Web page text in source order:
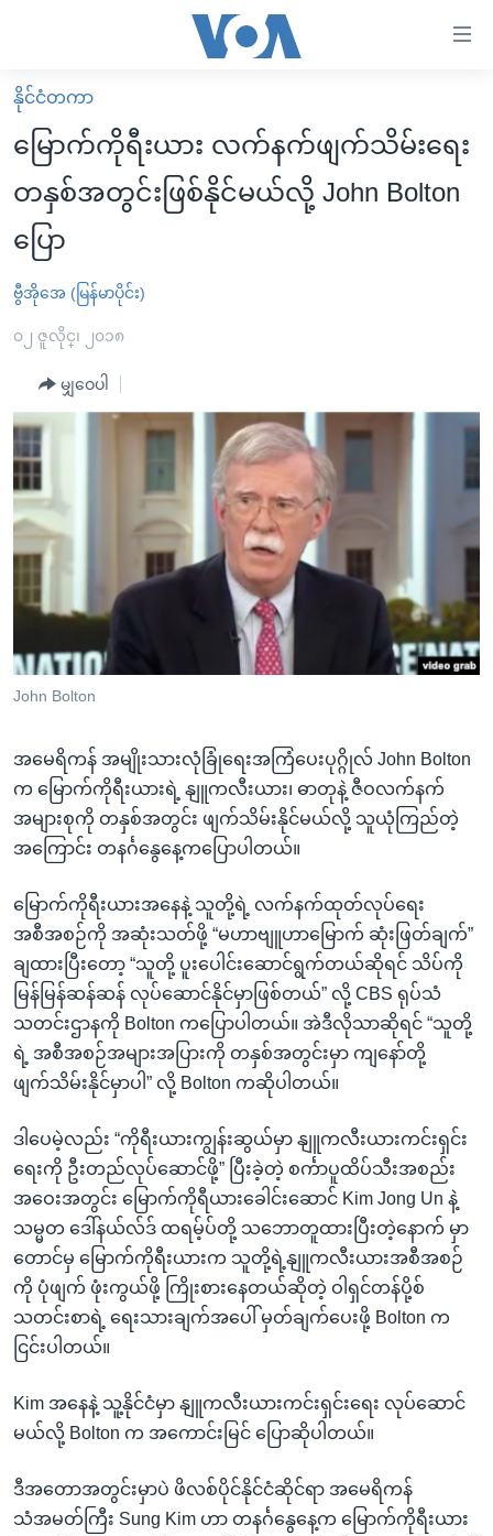
လွယ်ကူ
စေ
Link
များ
ပင်မ
ကျော်
ကြည့်
ရန်
ပင်မ
အ
ညွန်း
စာမျက်နှာ
သို့
ကျော်
ကြည့်
ရန်
ရှာဖွေ
နေရာ
သို့
ကျော်
ရန်
မူလစာမျက်နှာ
မြန်မာ
ကမ္ဘာ့သတင်းများ
နိုင်ငံတကာ
အစ္စရေး-ပါလက်စတိုင်း
ဗွီဒီယို
အင်္ဂလိပ်စာလေ့လာမယ်
အမေရိကန်သုံးအီဒီယံ
မကြေးမုံရဲ့ အင်္ဂလိပ်စာ
ရုပ်ရှင်ထဲက အင်္ဂလိပ်စာ
သုတပဒေသာ အင်္ဂလိပ်စာ
အပတ်စဉ်ကဏ္ဍများ
ရေဒီယို
တီဗွီ
ရေဒီယိုနှင့်ရုပ်သံ အချက်အလက်များ
ရေဒီယို/တီဗွီအစီအစဉ်
Learning English
ဗွီအိုအေ လူမှုကွန်ယက်များ
ဘာသာစကားများ
နိုင်ငံတကာ
မြောက်ကိုရီးယား လက်နက်ဖျက်သိမ်းရေး
တနှစ်အတွင်းဖြစ်နိုင်မယ်လို့ John Bolton
ပြော
ဗွီအိုအေ (မြန်မာပိုင်း)
၀၂ ဇူလိုင္၊ ၂၀၁၈
မျှဝေပါ
John Bolton
အမေရိကန် အမျိုးသားလုံခြုံရေးအကြံပေးပုဂ္ဂိုလ် John Bolton
က မြောက်ကိုရီးယားရဲ့ နျူကလီးယား၊ ဓာတုနဲ့ ဇီဝလက်နက်
အများစုကို တနှစ်အတွင်း ဖျက်သိမ်းနိုင်မယ်လို့ သူယုံကြည်တဲ့
အကြောင်း တနင်္ဂနွေနေ့ကပြောပါတယ်။
မြောက်ကိုရီးယားအနေနဲ့ သူတို့ရဲ့ လက်နက်ထုတ်လုပ်ရေး
အစီအစဉ်ကို အဆုံးသတ်ဖို့ “မဟာဗျူဟာမြောက် ဆုံးဖြတ်ချက်”
ချထားပြီးတော့ “သူတို့ ပူးပေါင်းဆောင်ရွက်တယ်ဆိုရင် သိပ်ကို
မြန်မြန်ဆန်ဆန် လုပ်ဆောင်နိုင်မှာဖြစ်တယ်” လို့ CBS ရုပ်သံ
သတင်းဌာနကို Bolton ကပြောပါတယ်။ အဲဒီလိုသာဆိုရင် “သူတို့
ရဲ့ အစီအစဉ်အများအပြားကို တနှစ်အတွင်းမှာ ကျနော်တို့
ဖျက်သိမ်းနိုင်မှာပါ” လို့ Bolton ကဆိုပါတယ်။
ဒါပေမဲ့လည်း “ကိုရီးယားကျွန်းဆွယ်မှာ နျူကလီးယားကင်းရှင်း
ရေးကို ဦးတည်လုပ်ဆောင်ဖို့” ပြီးခဲ့တဲ့ စင်္ကာပူထိပ်သီးအစည်း
အဝေးအတွင်း မြောက်ကိုရီယားခေါင်းဆောင် Kim Jong Un နဲ့
သမ္မတ ဒေါ်နယ်လ်ဒ် ထရမ့်ပ်တို့ သဘောတူထားပြီးတဲ့နောက် မှာ
တောင်မှ မြောက်ကိုရီးယားက သူတို့ရဲ့နျူကလီးယားအစီအစဉ်
ကို ပုံဖျက် ဖုံးကွယ်ဖို့ ကြိုးစားနေတယ်ဆိုတဲ့ ဝါရှင်တန်ပို့စ်
သတင်းစာရဲ့ ရေးသားချက်အပေါ် မှတ်ချက်ပေးဖို့ Bolton က
ငြင်းပါတယ်။
Kim အနေနဲ့ သူ့နိုင်ငံမှာ နျူကလီးယားကင်းရှင်းရေး လုပ်ဆောင်
မယ်လို့ Bolton က အကောင်းမြင် ပြောဆိုပါတယ်။
ဒီအတောအတွင်းမှာပဲ ဖိလစ်ပိုင်နိုင်ငံဆိုင်ရာ အမေရိကန်
သံအမတ်ကြီး Sung Kim ဟာ တနင်္ဂနွေနေ့က မြောက်ကိုရီးယား